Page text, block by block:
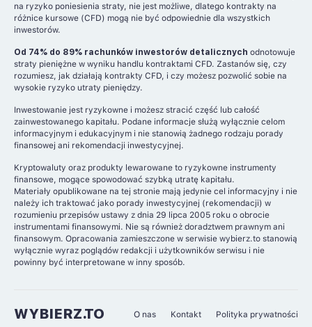
na ryzyko poniesienia straty, nie jest możliwe, dlatego kontrakty na
różnice kursowe (CFD) mogą nie być odpowiednie dla wszystkich
inwestorów.
Od 74% do 89% rachunków inwestorów detalicznych odnotowuje
straty pieniężne w wyniku handlu kontraktami CFD. Zastanów się, czy
rozumiesz, jak działają kontrakty CFD, i czy możesz pozwolić sobie na
wysokie ryzyko utraty pieniędzy.
Inwestowanie jest ryzykowne i możesz stracić część lub całość
zainwestowanego kapitału. Podane informacje służą wyłącznie celom
informacyjnym i edukacyjnym i nie stanowią żadnego rodzaju porady
finansowej ani rekomendacji inwestycyjnej.
Kryptowaluty oraz produkty lewarowane to ryzykowne instrumenty
finansowe, mogące spowodować szybką utratę kapitału.
Materiały opublikowane na tej stronie mają jedynie cel informacyjny i nie
należy ich traktować jako porady inwestycyjnej (rekomendacji) w
rozumieniu przepisów ustawy z dnia 29 lipca 2005 roku o obrocie
instrumentami finansowymi. Nie są również doradztwem prawnym ani
finansowym. Opracowania zamieszczone w serwisie wybierz.to stanowią
wyłącznie wyraz poglądów redakcji i użytkowników serwisu i nie
powinny być interpretowane w inny sposób.
WYBIERZ.TO O nas Kontakt Polityka prywatności